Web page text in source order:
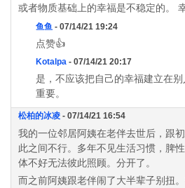
或者物质基础上的幸福是不稳定的。
鱼鱼 - 07/14/21 19:24
点赞👍
Kotalpa - 07/14/21 20:17
是，不应该把自己的幸福建立在
重要。
松柏的冰凌 - 07/14/21 16:54
我的一位邻居阿姨在老伴去世后，跟
此之间不行。多年不见生活习惯，脾
体不好无法彼此照顾。分开了。
而之前阿姨跟老伴闹了大半辈子别扭